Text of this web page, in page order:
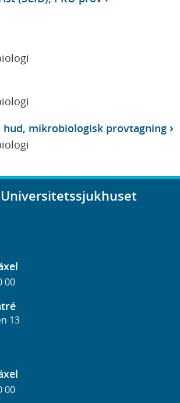
hud, mikrobiologisk provtagning
00
13
00